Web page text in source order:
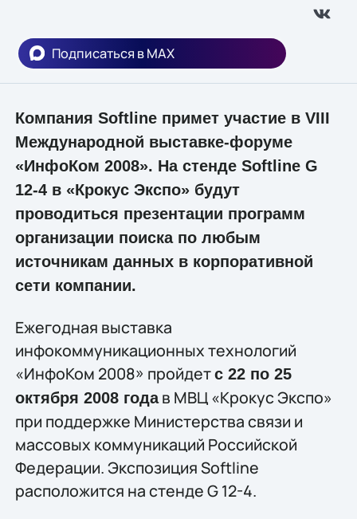
Подписаться в MAX
Компания Softline примет участие в VIII
Международной выставке-форуме
«ИнфоКом 2008». На стенде Softline G
12-4 в «Крокус Экспо» будут
проводиться презентации программ
организации поиска по любым
источникам данных в корпоративной
сети компании.
Ежегодная выставка
инфокоммуникационных технологий
«ИнфоКом 2008» пройдетс 22 по 25
октября 2008 годав МВЦ «Крокус Экспо»
при поддержке Министерства связи и
массовых коммуникаций Российской
Федерации. Экспозиция Softline
расположится на стенде G 12-4.